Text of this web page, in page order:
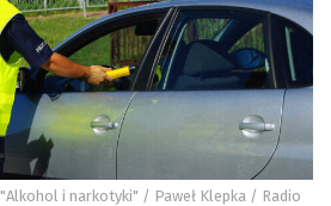
i narkotyki" / Paweł Klepka / Radio